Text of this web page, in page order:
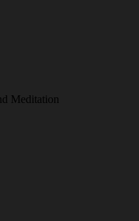
Meditation